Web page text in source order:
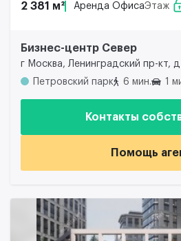
2 381 м² Аренда ОфисаЭтаж
Бизнес-центр Север
г Москва, Ленинградский пр-кт, д
Петровский парк
6 мин. 1
Контакты
Помощь